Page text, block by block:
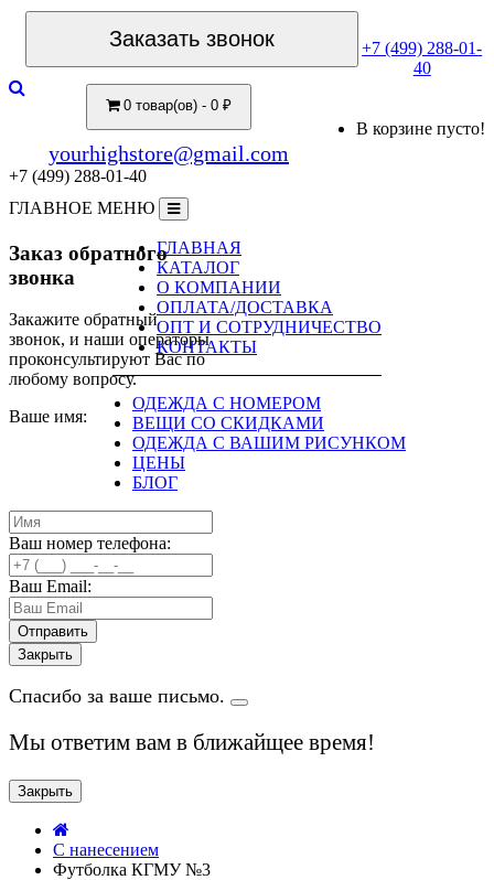
Заказать звонок
+7 (499) 288-01-
40
0 товар(ов) - 0 ₽
В корзине пусто!
yourhighstore@gmail.com
+7 (499) 288-01-40
ГЛАВНОЕ МЕНЮ
ГЛАВНАЯ
КАТАЛОГ
О КОМПАНИИ
ОПЛАТА/ДОСТАВКА
ОПТ И СОТРУДНИЧЕСТВО
КОНТАКТЫ
ОДЕЖДА С НОМЕРОМ
ВЕЩИ СО СКИДКАМИ
ОДЕЖДА С ВАШИМ РИСУНКОМ
ЦЕНЫ
БЛОГ
Заказ обратного
звонка
Закажите обратный
звонок, и наши операторы
проконсультируют Вас по
любому вопросу.
Ваше имя:
Ваш номер телефона:
Ваш Email:
Закрыть
Спасибо за ваше письмо.
Мы ответим вам в ближайщее время!
Закрыть
C нанесением
Футболка КГМУ №3